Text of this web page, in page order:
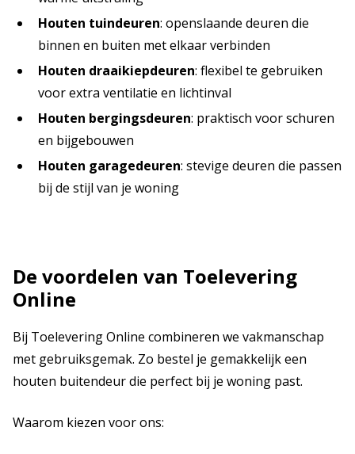
Houten tuindeuren: openslaande deuren die
binnen en buiten met elkaar verbinden
Houten draaikiepdeuren: flexibel te gebruiken
voor extra ventilatie en lichtinval
Houten bergingsdeuren: praktisch voor schuren
en bijgebouwen
Houten garagedeuren: stevige deuren die passen
bij de stijl van je woning
De voordelen van Toelevering
Online
Bij Toelevering Online combineren we vakmanschap
met gebruiksgemak. Zo bestel je gemakkelijk een
houten buitendeur die perfect bij je woning past.
Waarom kiezen voor ons: